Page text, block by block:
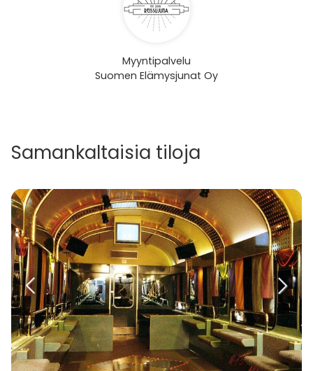
Myyntipalvelu
Suomen Elämysjunat Oy
Samankaltaisia tiloja